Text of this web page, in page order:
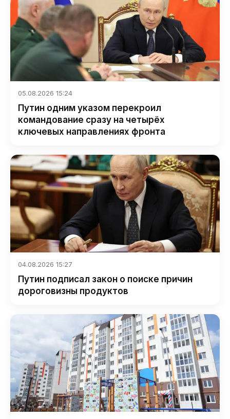
05.08.2026 15:24
Путин одним указом перекроил
командование сразу на четырёх
ключевых направлениях фронта
04.08.2026 15:27
Путин подписал закон о поиске причин
дороговизны продуктов